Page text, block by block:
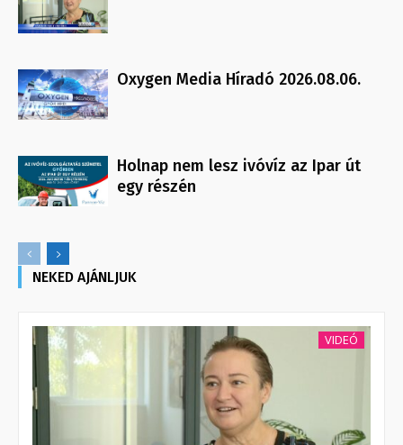
Oxygen Media Híradó 2026.08.06.
Holnap nem lesz ivóvíz az Ipar út
egy részén
NEKED AJÁNLJUK
VIDEÓ